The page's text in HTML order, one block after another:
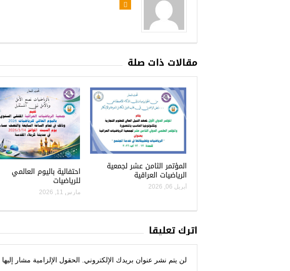
مقالات ذات صلة
المؤتمر الثامن عشر لجمعية
الرياضيات العراقية
أبريل 06, 2026
احتفالية باليوم العالمي
للرياضيات
مارس 11, 2026
اترك تعليقاً
لن يتم نشر عنوان بريدك الإلكتروني. الحقول الإلزامية مشار إليها